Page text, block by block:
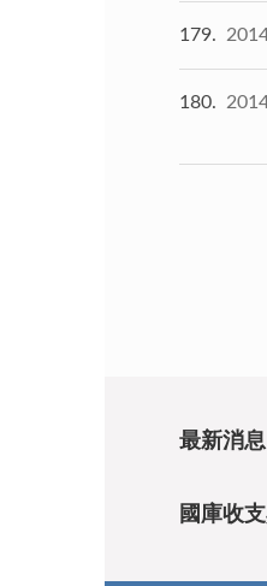
179
180
最新消息
國庫收